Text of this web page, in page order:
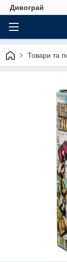
Дивограй
Товари та